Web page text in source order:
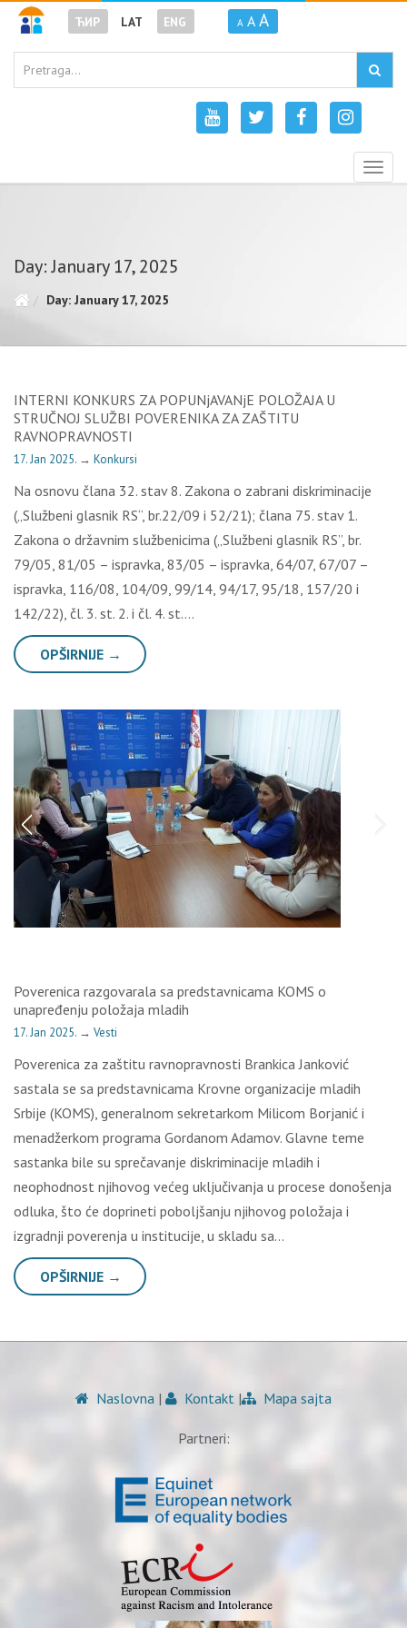
ЋИР LAT ENG A A A
Day: January 17, 2025
Day: January 17, 2025
INTERNI KONKURS ZA POPUNjAVANjE POLOŽAJA U
STRUČNOJ SLUŽBI POVERENIKA ZA ZAŠTITU
RAVNOPRAVNOSTI
17. Jan 2025. → Konkursi
Na osnovu člana 32. stav 8. Zakona o zabrani diskriminacije
(„Službeni glasnik RS“, br.22/09 i 52/21); člana 75. stav 1.
Zakona o državnim službenicima („Službeni glasnik RS”, br.
79/05, 81/05 – ispravka, 83/05 – ispravka, 64/07, 67/07 –
ispravka, 116/08, 104/09, 99/14, 94/17, 95/18, 157/20 i
142/22), čl. 3. st. 2. i čl. 4. st….
OPŠIRNIJE →
Poverenica razgovarala sa predstavnicama KOMS o
unapređenju položaja mladih
17. Jan 2025. → Vesti
Poverenica za zaštitu ravnopravnosti Brankica Janković
sastala se sa predstavnicama Krovne organizacije mladih
Srbije (KOMS), generalnom sekretarkom Milicom Borjanić i
menadžerkom programa Gordanom Adamov. Glavne teme
sastanka bile su sprečavanje diskriminacije mladih i
neophodnost njihovog većeg uključivanja u procese donošenja
odluka, što će doprineti poboljšanju njihovog položaja i
izgradnji poverenja u institucije, u skladu sa…
OPŠIRNIJE →
Naslovna | Kontakt | Mapa sajta
Partneri: